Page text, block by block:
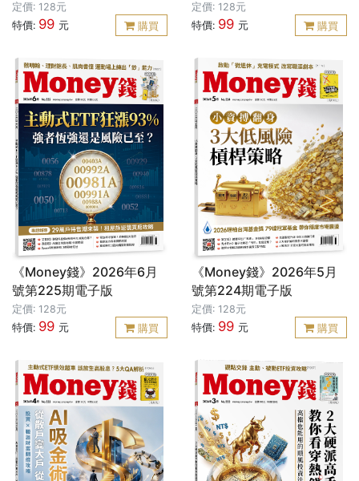
定價: 128元
特價: 99 元 購買
定價: 128元
特價: 99 元 購買
《Money錢》2026年6月
號第225期電子版
定價: 128元
特價: 99 元 購買
《Money錢》2026年5月
號第224期電子版
定價: 128元
特價: 99 元 購買